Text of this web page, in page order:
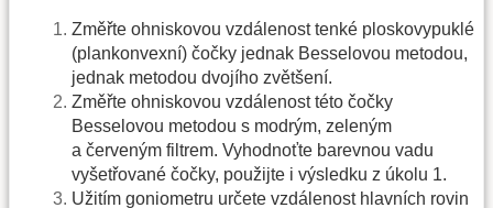
Změřte ohniskovou vzdálenost tenké ploskovypuklé
(plankonvexní) čočky jednak Besselovou metodou,
jednak metodou dvojího zvětšení.
Změřte ohniskovou vzdálenost této čočky
Besselovou metodou s modrým, zeleným
a červeným filtrem. Vyhodnoťte barevnou vadu
vyšetřované čočky, použijte i výsledku z úkolu 1.
Užitím goniometru určete vzdálenost hlavních rovin